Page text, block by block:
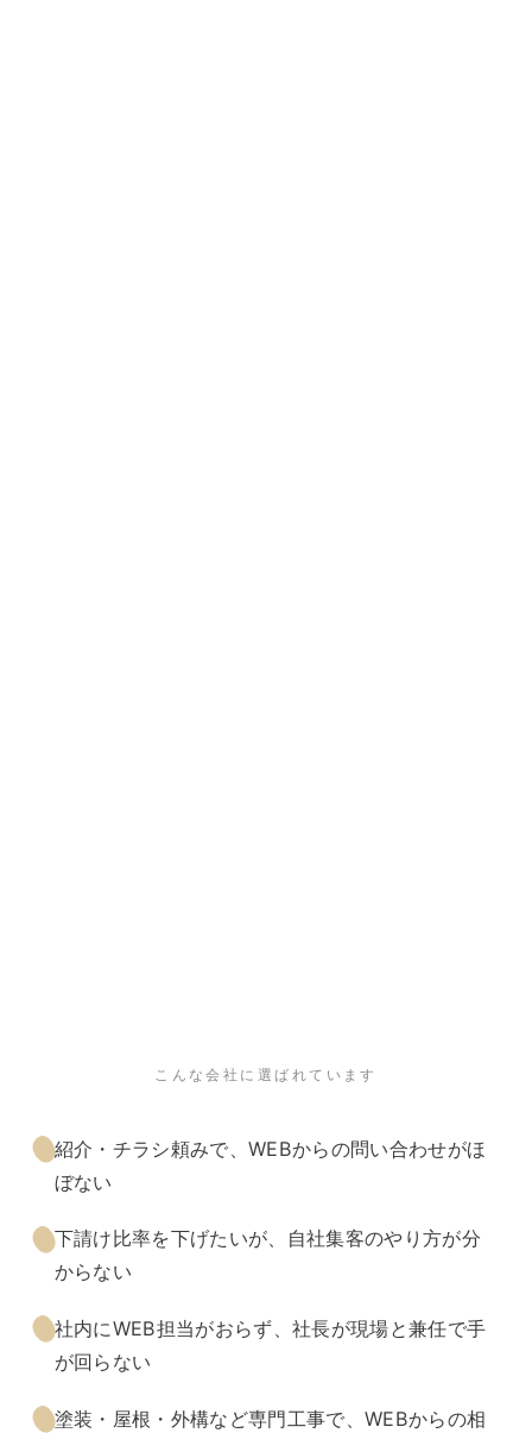
こんな会社に選ばれています
こんな会社に選ばれています
紹介・チラシ頼みで、WEBからの問い合わせがほ
ぼない
下請け比率を下げたいが、自社集客のやり方が分
からない
社内にWEB担当がおらず、社長が現場と兼任で手
が回らない
塗装・屋根・外構など専門工事で、WEBからの相